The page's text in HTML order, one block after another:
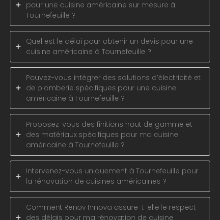
pour une cuisine américaine sur mesure à
Tournefeuille ?
Quel est le délai pour obtenir un devis pour une
cuisine américaine à Tournefeuille ?
Pouvez-vous intégrer des solutions d’électricité et
de plomberie spécifiques pour une cuisine
américaine à Tournefeuille ?
Proposez-vous des finitions haut de gamme et
des matériaux spécifiques pour ma cuisine
américaine à Tournefeuille ?
Intervenez-vous uniquement à Tournefeuille pour
la rénovation de cuisines américaines ?
Comment Renov Innova assure-t-elle le respect
des délais pour ma rénovation de cuisine